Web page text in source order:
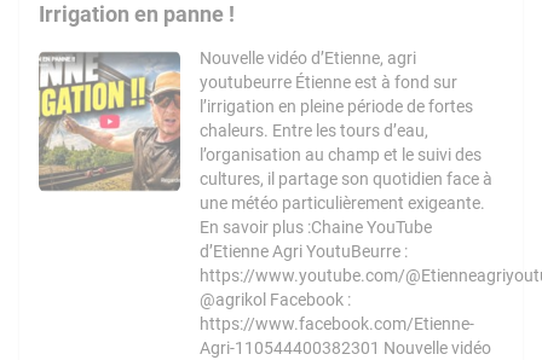
Irrigation en panne !
Nouvelle vidéo d’Etienne, agri
youtubeurre Étienne est à fond sur
l’irrigation en pleine période de fortes
chaleurs. Entre les tours d’eau,
l’organisation au champ et le suivi des
cultures, il partage son quotidien face à
une météo particulièrement exigeante.
En savoir plus :Chaine YouTube
d’Etienne Agri YoutuBeurre :
https://www.youtube.com/
@agrikol Facebook :
https://www.facebook.com/Etienne-
Agri-110544400382301 Nouvelle vidéo